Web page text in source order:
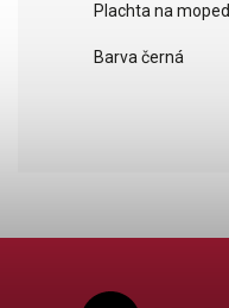
Plachta na
Barva černá